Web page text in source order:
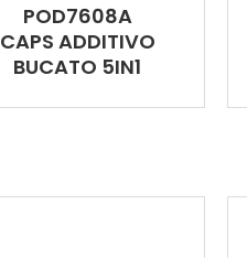
POD7608A
CAPS ADDITIVO
BUCATO 5IN1